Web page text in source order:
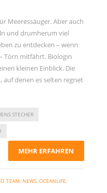
Meeressäuger. Aber auch
und drumherum viel
zu entdecken – wenn
Törn mitfährt. Biologin
kleinen Einblick. Die
auf denen es selten regnet
STECHER
MEHR ERFAHREN
TEAM NEWS OCEANLIFE